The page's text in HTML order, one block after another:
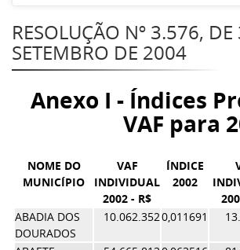
RESOLUÇÃO Nº 3.576, DE
SETEMBRO DE 2004
Anexo I - Índices
VAF para
NOME DO
MUNICÍPIO
VAF
INDIVIDUAL
2002 - R$
ÍNDICE
2002
ABADIA DOS
DOURADOS
10.062.3520,011691